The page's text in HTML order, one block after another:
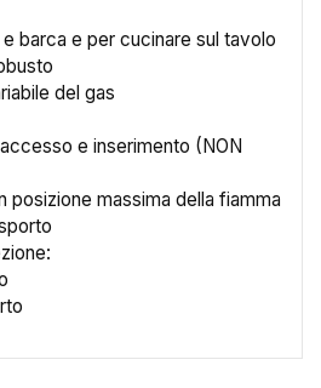
barca e per cucinare sul tavolo
del gas
e inserimento (NON
posizione massima della fiamma